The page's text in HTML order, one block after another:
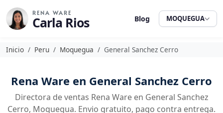
RENA WARE
Carla Rios Blog MOQUEGUA
Inicio Peru Moquegua General Sanchez Cerro
Rena Ware en General Sanchez Cerro
Directora de ventas Rena Ware en General Sanchez
Cerro, Moquegua. Envio gratuito, pago contra entrega.